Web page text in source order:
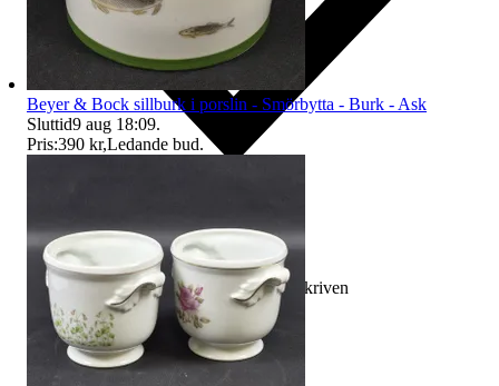
Ersättning om varan inte är som beskriven
Beyer & Bock sillburk i porslin - Smörbytta - Burk - Ask
Sluttid9 aug 18:09.
Pris:390 kr,Ledande bud.